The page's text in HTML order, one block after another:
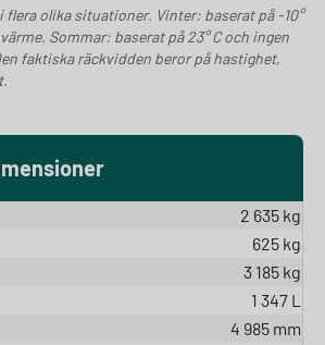
flera olika situationer. Vinter: baserat på -10°
Sommar: baserat på 23° C och ingen
faktiska räckvidden beror på hastighet,
2 635 kg
625 kg
3 185 kg
1 347 L
4 985 mm